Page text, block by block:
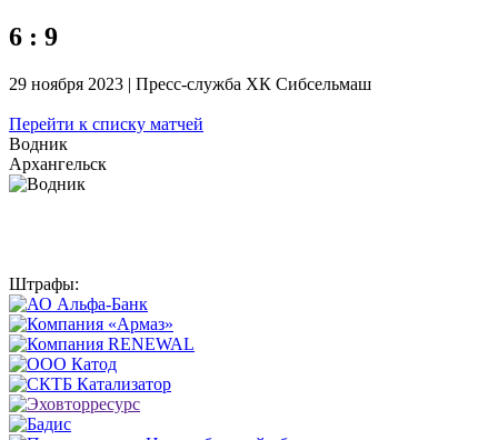
6 : 9
29 ноября 2023 | Пресс-служба ХК Сибсельмаш
Перейти к списку матчей
Водник
Архангельск
Штрафы: